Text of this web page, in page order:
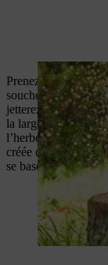
Prenez maintenant
souche, à 10 cm de
jetterez plus tard
la largeur d’une
l’herbe et retirez la
créée doit être
se baser sur la